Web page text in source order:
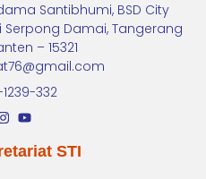
Santibhumi, BSD City
Serpong Damai, Tangerang
– 15321
1239-332
STI